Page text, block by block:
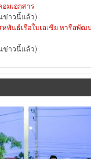
มเอกสาร
ข่าวนี้แล้ว)
หพันธ์เรือใบเอเชีย หารือพัฒ
ข่าวนี้แล้ว)